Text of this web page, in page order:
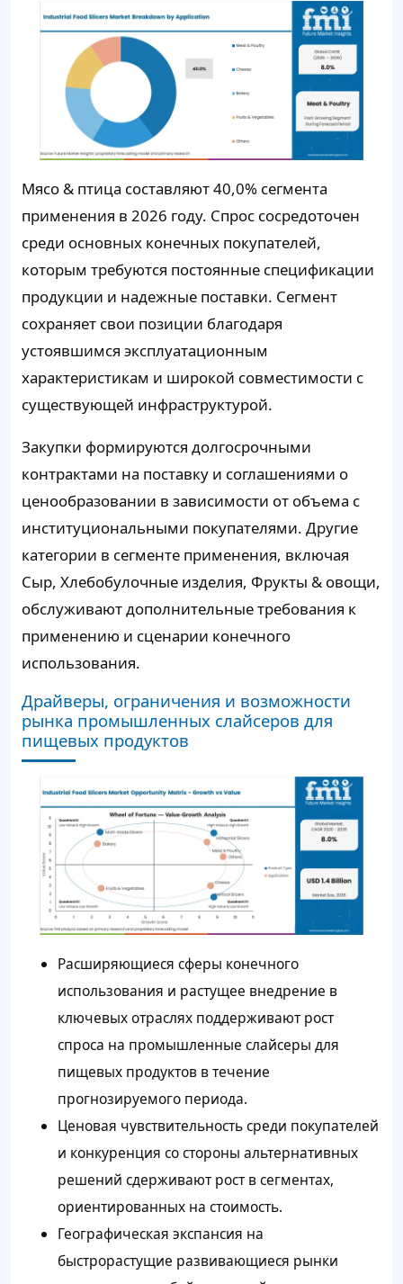
Мясо & птица составляют40,0% сегмента
применения в 2026 году. Спрос сосредоточен
среди основных конечных покупателей,
которым требуются постоянные спецификации
продукции и надежные поставки. Сегмент
сохраняет свои позиции благодаря
устоявшимся эксплуатационным
характеристикам и широкой совместимости с
существующей инфраструктурой.
Закупки формируются долгосрочными
контрактами на поставку и соглашениями о
ценообразовании в зависимости от объема с
институциональными покупателями. Другие
категории в сегменте применения, включая
Сыр, Хлебобулочные изделия, Фрукты & овощи,
обслуживают дополнительные требования к
применению и сценарии конечного
использования.
Драйверы, ограничения и возможности
рынка промышленных слайсеров для
пищевых продуктов
Расширяющиеся сферы конечного
использования и растущее внедрение в
ключевых отраслях поддерживают рост
спроса на промышленные слайсеры для
пищевых продуктов в течение
прогнозируемого периода.
Ценовая чувствительность среди покупателей
и конкуренция со стороны альтернативных
решений сдерживают рост в сегментах,
ориентированных на стоимость.
Географическая экспансия на
быстрорастущие развивающиеся рынки